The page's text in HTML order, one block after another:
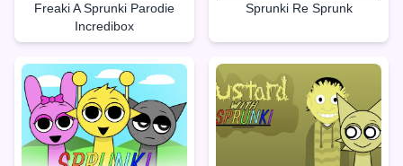
Freaki A Sprunki Parodie
Incredibox
Sprunki Re Sprunk